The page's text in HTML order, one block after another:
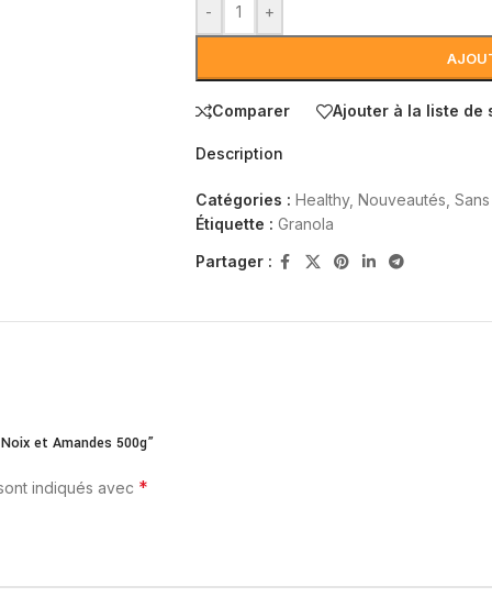
- +
Comparer Ajouter à la liste de
Description
Catégories : Healthy, Nouveautés
Étiquette : Granola
Partager :
et Amandes 500g”
indiqués avec *